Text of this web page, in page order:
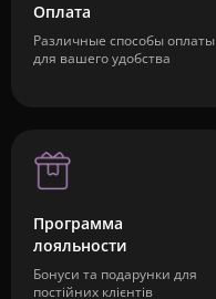
Оплата
Различные способы оплаты
для вашего удобства
Программа
лояльности
Бонуси та подарунки для
постійних клієнтів